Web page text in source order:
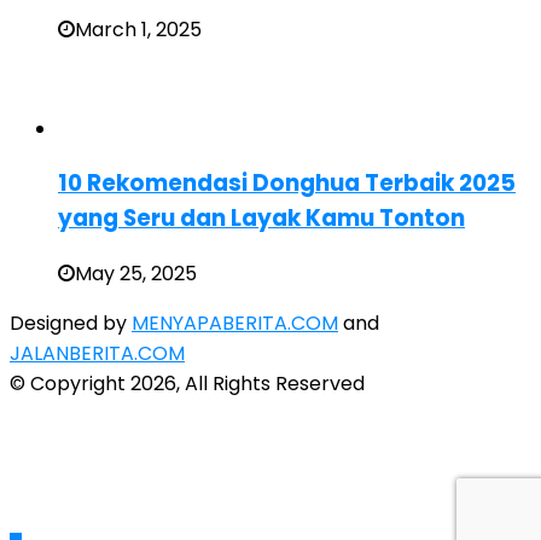
March 1, 2025
10 Rekomendasi Donghua Terbaik 2025
yang Seru dan Layak Kamu Tonton
May 25, 2025
Designed by MENYAPABERITA.COMand
JALANBERITA.COM
© Copyright 2026, All Rights Reserved